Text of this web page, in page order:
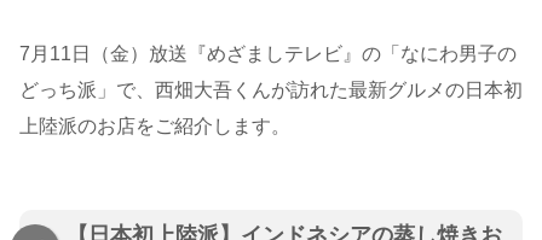
7月11日（金）放送『めざましテレビ』の「なにわ男子の
どっち派」で、西畑大吾くんが訪れた最新グルメの日本初
上陸派のお店をご紹介します。